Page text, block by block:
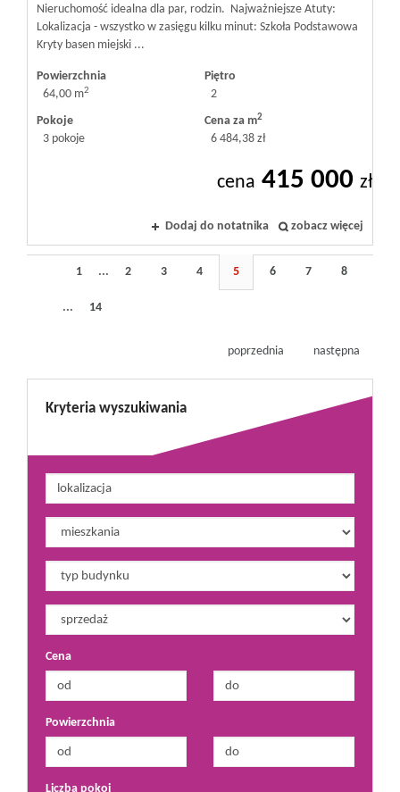
Nieruchomość idealna dla par, rodzin. Najważniejsze Atuty:
Lokalizacja - wszystko w zasięgu kilku minut: Szkoła Podstawowa
Kryty basen miejski ...
Powierzchnia
64,00 m2
Piętro
2
Pokoje
3 pokoje
Cena za m2
6 484,38 zł
cena 415 000 zł
Dodaj do notatnika zobacz więcej
1 ... 2 3 4 5 6 7 8
... 14
poprzednia następna
Kryteria wyszukiwania
Cena
Powierzchnia
Liczba pokoi